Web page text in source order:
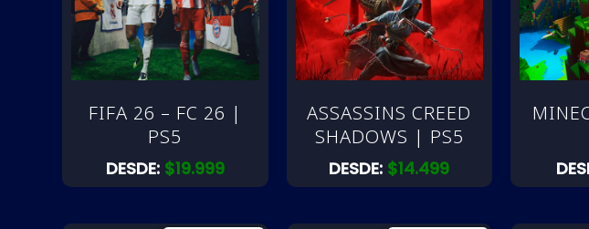
FIFA 26 – FC 26 |
PS5
DESDE: $19.999
ASSASSINS CREED
SHADOWS | PS5
DESDE: $14.499